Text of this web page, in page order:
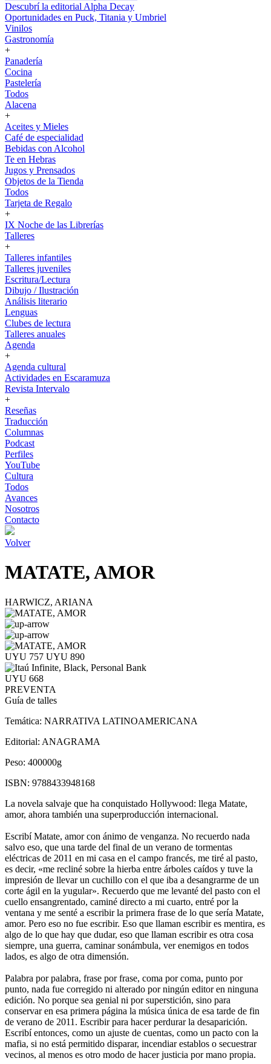
Descubrí la editorial Alpha Decay
Oportunidades en Puck, Titania y Umbriel
Vinilos
Gastronomía
+
Panadería
Cocina
Pastelería
Todos
Alacena
+
Aceites y Mieles
Café de especialidad
Bebidas con Alcohol
Te en Hebras
Jugos y Prensados
Objetos de la Tienda
Todos
Tarjeta de Regalo
+
IX Noche de las Librerías
Talleres
+
Talleres infantiles
Talleres juveniles
Escritura/Lectura
Dibujo / Ilustración
Análisis literario
Lenguas
Clubes de lectura
Talleres anuales
Agenda
+
Agenda cultural
Actividades en Escaramuza
Revista Intervalo
+
Reseñas
Traducción
Columnas
Podcast
Perfiles
YouTube
Cultura
Todos
Avances
Nosotros
Contacto
Volver
MATATE, AMOR
HARWICZ, ARIANA
UYU 757 UYU 890
UYU 668
PREVENTA
Guía de talles
Temática: NARRATIVA LATINOAMERICANA
Editorial: ANAGRAMA
Peso: 400000g
ISBN: 9788433948168
La novela salvaje que ha conquistado Hollywood: llega Matate,
amor, ahora también una superproducción internacional.
Escribí Matate, amor con ánimo de venganza. No recuerdo nada
salvo eso, que una tarde del final de un verano de tormentas
eléctricas de 2011 en mi casa en el campo francés, me tiré al pasto,
es decir, «me recliné sobre la hierba entre árboles caídos y tuve la
impresión de llevar un cuchillo con el que iba a desangrarme de un
corte ágil en la yugular». Recuerdo que me levanté del pasto con el
cuello ensangrentado, caminé directo a mi cuarto, entré por la
ventana y me senté a escribir la primera frase de lo que sería Matate,
amor. Pero eso no fue escribir. Eso que llaman escribir es mentira, es
algo de lo que hay que dudar, eso que llaman escribir es otra cosa
siempre, una guerra, caminar sonámbula, ver enemigos en todos
lados, es algo de otra dimensión.
Palabra por palabra, frase por frase, coma por coma, punto por
punto, nada fue corregido ni alterado por ningún editor en ninguna
edición. No porque sea genial ni por superstición, sino para
conservar en esa primera página la música única de esa tarde de fin
de verano de 2011. Escribir para hacer perdurar la desaparición.
Escribí entonces, como un ajuste de cuentas, como un pacto con la
mafia, si no está permitido disparar, incendiar establos o secuestrar
vecinos, al menos es otro modo de hacer justicia por mano propia.